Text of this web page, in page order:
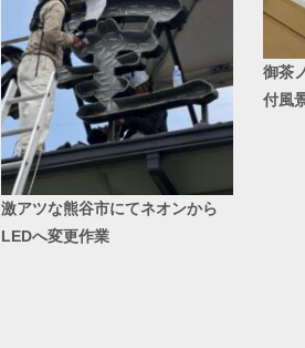
激アツな熊谷市にてネオンから
LEDへ変更作業
御茶
付風